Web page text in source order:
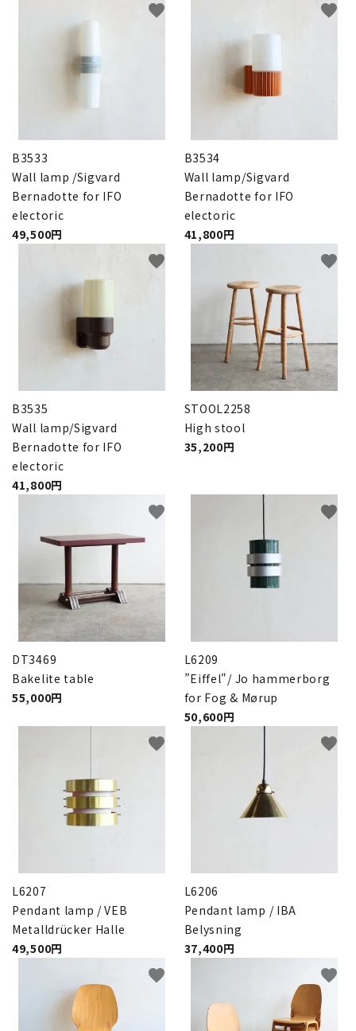
B3533
Wall lamp /Sigvard
Bernadotte for IFO
electoric
49,500円
favorite
B3534
Wall lamp/Sigvard
Bernadotte for IFO
electoric
41,800円
favorite
B3535
Wall lamp/Sigvard
Bernadotte for IFO
electoric
41,800円
favorite
STOOL2258
High stool
35,200円
favorite
DT3469
Bakelite table
55,000円
favorite
L6209
”Eiffel"/ Jo hammerborg
for Fog & Mørup
50,600円
favorite
L6207
Pendant lamp / VEB
Metalldrücker Halle
49,500円
favorite
L6206
Pendant lamp / IBA
Belysning
37,400円
favorite
favorite favorite